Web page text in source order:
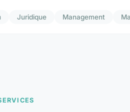
Juridique Management